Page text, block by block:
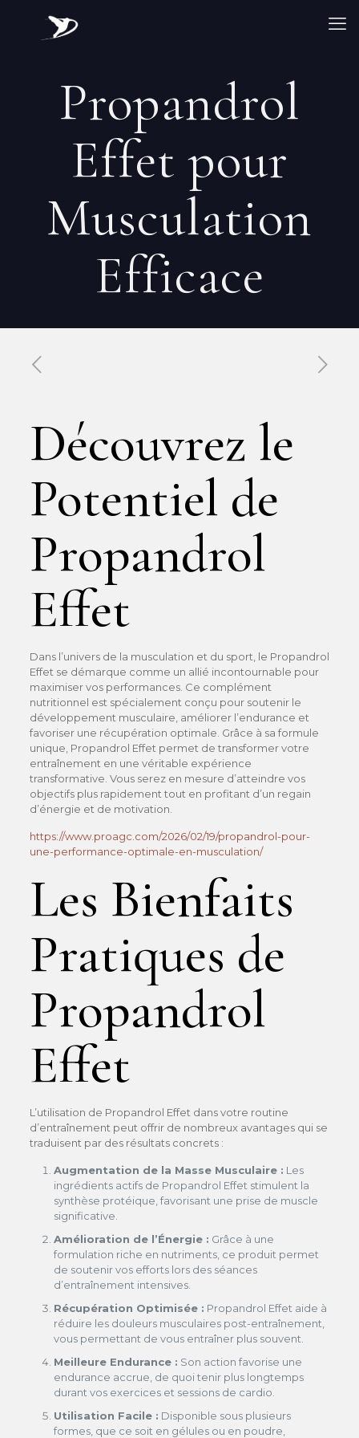
Propandrol
Effet pour
Musculation
Efficace
Découvrez le
Potentiel de
Propandrol
Effet
Dans l’univers de la musculation et du sport, le Propandrol
Effet se démarque comme un allié incontournable pour
maximiser vos performances. Ce complément
nutritionnel est spécialement conçu pour soutenir le
développement musculaire, améliorer l’endurance et
favoriser une récupération optimale. Grâce à sa formule
unique, Propandrol Effet permet de transformer votre
entraînement en une véritable expérience
transformative. Vous serez en mesure d’atteindre vos
objectifs plus rapidement tout en profitant d’un regain
d’énergie et de motivation.
https://www.proagc.com/2026/02/19/propandrol-pour-
une-performance-optimale-en-musculation/
Les Bienfaits
Pratiques de
Propandrol
Effet
L’utilisation de Propandrol Effet dans votre routine
d’entraînement peut offrir de nombreux avantages qui se
traduisent par des résultats concrets :
Augmentation de la Masse Musculaire : Les
ingrédients actifs de Propandrol Effet stimulent la
synthèse protéique, favorisant une prise de muscle
significative.
Amélioration de l’Énergie : Grâce à une
formulation riche en nutriments, ce produit permet
de soutenir vos efforts lors des séances
d’entraînement intensives.
Récupération Optimisée : Propandrol Effet aide à
réduire les douleurs musculaires post-entraînement,
vous permettant de vous entraîner plus souvent.
Meilleure Endurance : Son action favorise une
endurance accrue, de quoi tenir plus longtemps
durant vos exercices et sessions de cardio.
Utilisation Facile : Disponible sous plusieurs
formes, que ce soit en gélules ou en poudre,